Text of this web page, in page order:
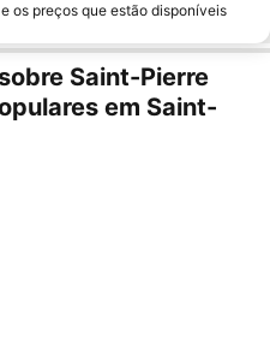
os preços que estão disponíveis
Saint-Pierre
em Saint-